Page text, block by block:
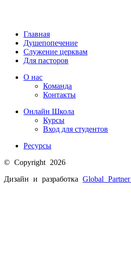
Главная
Душепопечение
Служение церквам
Для пасторов
О нас
Команда
Контакты
Онлайн Школа
Курсы
Вход для студентов
Ресурсы
© Copyright 2026
Дизайн и разработка Global Partner